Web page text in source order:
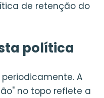
de retenção do
política
A
no topo reflete a